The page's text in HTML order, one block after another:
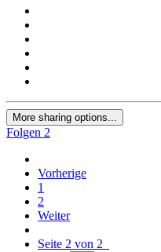
More sharing options...
Folgen 2
Vorherige
1
2
Weiter
Seite 2 von 2